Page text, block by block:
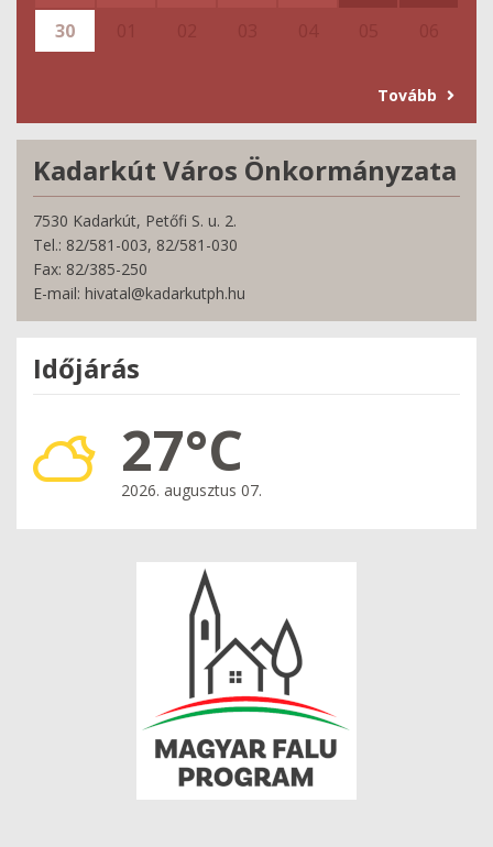
30
Tovább
Kadarkút Város Önkormányzata
7530 Kadarkút, Petőfi S. u. 2.
Tel.: 82/581-003, 82/581-030
Fax: 82/385-250
E-mail: hivatal@kadarkutph.hu
Időjárás
27°C
2026. augusztus 07.